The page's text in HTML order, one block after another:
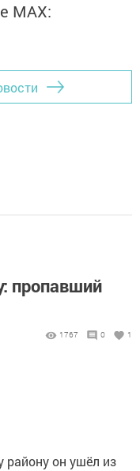
MАХ:
пропавший
1767 0 1
он ушёл из